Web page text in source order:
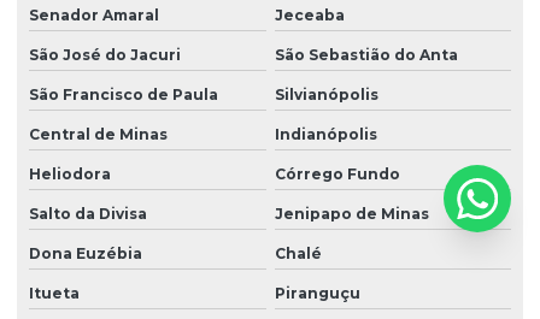
Senador Amaral Jeceaba
São José do Jacuri São Sebastião do Anta
São Francisco de Paula Silvianópolis
Central de Minas Indianópolis
Heliodora Córrego Fundo
Salto da Divisa Jenipapo de Minas
Dona Euzébia Chalé
Itueta Piranguçu